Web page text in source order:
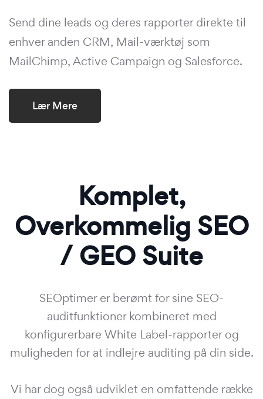
Send dine leads og deres rapporter direkte til
enhver anden CRM, Mail-værktøj som
MailChimp, Active Campaign og Salesforce.
Lær Mere
Komplet,
Overkommelig SEO
/ GEO Suite
SEOptimer er berømt for sine SEO-
auditfunktioner kombineret med
konfigurerbare White Label-rapporter og
muligheden for at indlejre auditing på din side.
Vi har dog også udviklet en omfattende række